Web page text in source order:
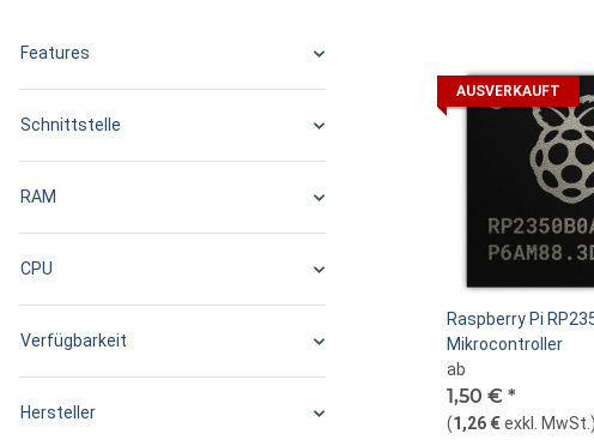
AUSVERKAUFT
Raspberry Pi
Mikrocontroller
ab
1,50 € *
(1,26 €exkl. MwSt. )
Features
Schnittstelle
RAM
CPU
Verfügbarkeit
Hersteller